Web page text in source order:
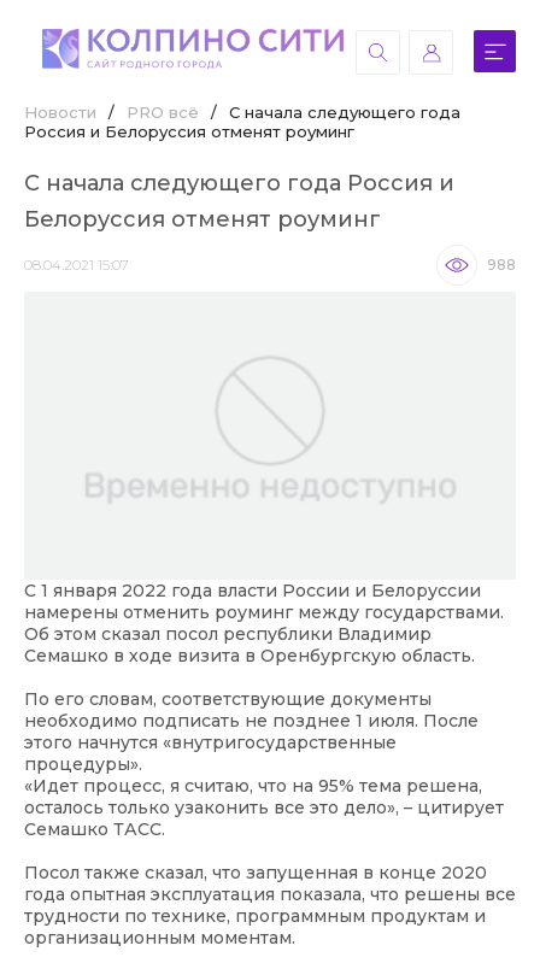
Новости / PRO всё /
С начала следующего года
Россия и Белоруссия отменят роуминг
С начала следующего года Россия и
Белоруссия отменят роуминг
08.04.2021 15:07 988
С 1 января 2022 года власти России и Белоруссии
намерены отменить роуминг между государствами.
Об этом сказал посол республики Владимир
Семашко в ходе визита в Оренбургскую область.
По его словам, соответствующие документы
необходимо подписать не позднее 1 июля. После
этого начнутся «внутригосударственные
процедуры».
«Идет процесс, я считаю, что на 95% тема решена,
осталось только узаконить все это дело», – цитирует
Семашко ТАСС.
Посол также сказал, что запущенная в конце 2020
года опытная эксплуатация показала, что решены все
трудности по технике, программным продуктам и
организационным моментам.